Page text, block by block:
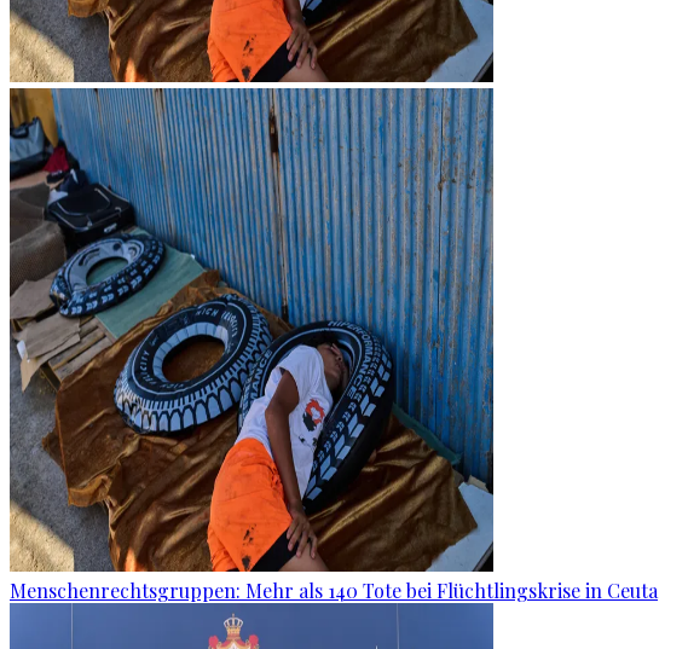
Menschenrechtsgruppen: Mehr als 140 Tote bei Flüchtlingskrise in Ceuta